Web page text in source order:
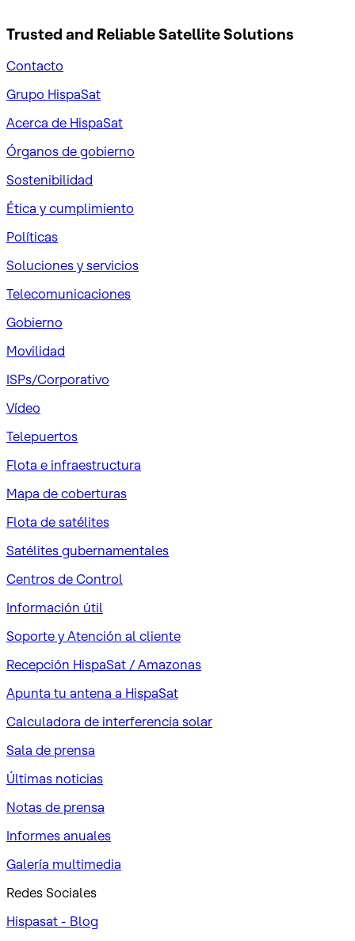
Trusted and ReliableSatellite Solutions
Contacto
Grupo HispaSat
Acerca de HispaSat
Órganos de gobierno
Sostenibilidad
Ética y cumplimiento
Políticas
Soluciones y servicios
Telecomunicaciones
Gobierno
Movilidad
ISPs/Corporativo
Vídeo
Telepuertos
Flota e infraestructura
Mapa de coberturas
Flota de satélites
Satélites gubernamentales
Centros de Control
Información útil
Soporte y Atención al cliente
Recepción HispaSat / Amazonas
Apunta tu antena a HispaSat
Calculadora de interferencia solar
Sala de prensa
Últimas noticias
Notas de prensa
Informes anuales
Galería multimedia
Redes Sociales
Hispasat - Blog